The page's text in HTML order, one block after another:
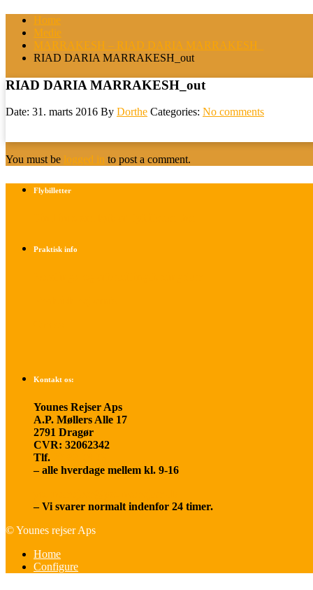
Home
Medie
MARRAKESH – RIAD DARIA MARRAKESH_
RIAD DARIA MARRAKESH_out
RIAD DARIA MARRAKESH_out
Date: 31. marts 2016 By Dorthe Categories: No comments
You must be logged in to post a comment.
Flybilletter
Praktisk info
Kontakt os:
Younes Rejser Aps
A.P. Møllers Alle 17
2791 Dragør
CVR: 32062342
Tlf.
– alle hverdage mellem kl. 9-16
– Vi svarer normalt indenfor 24 timer.
© Younes rejser Aps
Home
Configure